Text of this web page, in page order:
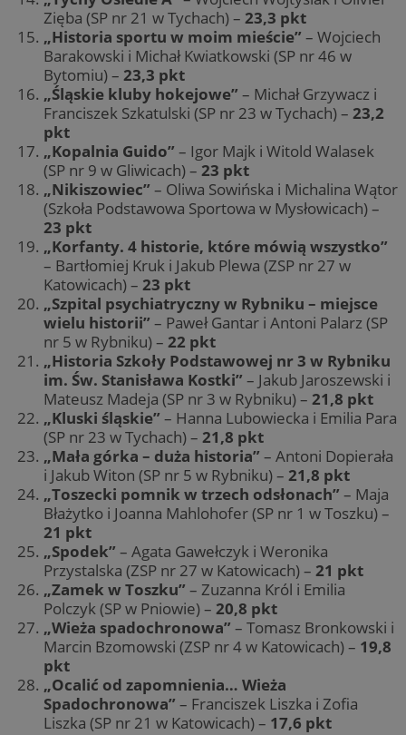
Zięba (SP nr 21 w Tychach) – 23,3 pkt
„Historia sportu w moim mieście” – Wojciech
Barakowski i Michał Kwiatkowski (SP nr 46 w
Bytomiu) – 23,3 pkt
„Śląskie kluby hokejowe” – Michał Grzywacz i
Franciszek Szkatulski (SP nr 23 w Tychach) – 23,2
pkt
„Kopalnia Guido” – Igor Majk i Witold Walasek
(SP nr 9 w Gliwicach) – 23 pkt
„Nikiszowiec” – Oliwa Sowińska i Michalina Wątor
(Szkoła Podstawowa Sportowa w Mysłowicach) –
23 pkt
„Korfanty. 4 historie, które mówią wszystko”
– Bartłomiej Kruk i Jakub Plewa (ZSP nr 27 w
Katowicach) – 23 pkt
„Szpital psychiatryczny w Rybniku – miejsce
wielu historii” – Paweł Gantar i Antoni Palarz (SP
nr 5 w Rybniku) – 22 pkt
„Historia Szkoły Podstawowej nr 3 w Rybniku
im. Św. Stanisława Kostki” – Jakub Jaroszewski i
Mateusz Madeja (SP nr 3 w Rybniku) – 21,8 pkt
„Kluski śląskie” – Hanna Lubowiecka i Emilia Para
(SP nr 23 w Tychach) – 21,8 pkt
„Mała górka – duża historia” – Antoni Dopierała
i Jakub Witon (SP nr 5 w Rybniku) – 21,8 pkt
„Toszecki pomnik w trzech odsłonach” – Maja
Błażytko i Joanna Mahlohofer (SP nr 1 w Toszku) –
21 pkt
„Spodek” – Agata Gawełczyk i Weronika
Przystalska (ZSP nr 27 w Katowicach) – 21 pkt
„Zamek w Toszku” – Zuzanna Król i Emilia
Polczyk (SP w Pniowie) – 20,8 pkt
„Wieża spadochronowa” – Tomasz Bronkowski i
Marcin Bzomowski (ZSP nr 4 w Katowicach) – 19,8
pkt
„Ocalić od zapomnienia… Wieża
Spadochronowa” – Franciszek Liszka i Zofia
Liszka (SP nr 21 w Katowicach) – 17,6 pkt